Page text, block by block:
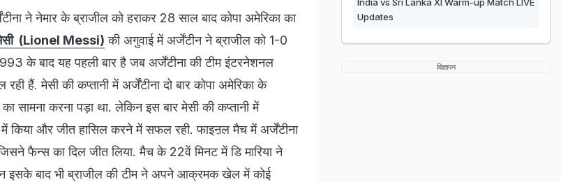
ने नेमार के ब्राजील को हराकर 28 साल बाद कोपा अमेरिका का
(Lionel Messi) की अगुवाई में अर्जेंटीन ने ब्राजील को 1-0
के बाद यह पहली बार है जब अर्जेंटीना की टीम इंटरनेशनल
हैं. मेसी की कप्तानी में अर्जेंटीना दो बार कोपा अमेरिका के
सामना करना पड़ा था. लेकिन इस बार मेसी की कप्तानी में
में किया और जीत हासिल करने में सफल रही. फाइऩल मैच में अर्जेंटीना
फैन्स का दिल जीत लिया. मैच के 22वें मिनट में डि मारिया ने
इसके बाद भी ब्राजील की टीम ने अपने आक्रमक खेल में कोई
Updates
विज्ञापन